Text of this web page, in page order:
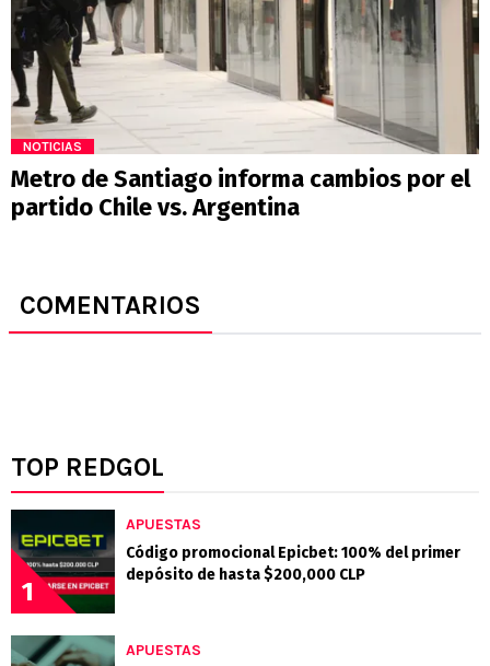
NOTICIAS
Metro de Santiago informa cambios por el
partido Chile vs. Argentina
COMENTARIOS
TOP REDGOL
1
APUESTAS
Código promocional Epicbet: 100% del primer
depósito de hasta $200,000 CLP
APUESTAS